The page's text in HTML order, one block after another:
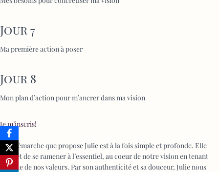
Jour 7
Ma première action à poser
Jour 8
Mon plan d’action pour m’ancrer dans ma vision
Je m’inscris!
« La démarche que propose Julie est à la fois simple et profonde. Elle
permet de se ramener à l’essentiel, au coeur de notre vision en tenant
compte de nos valeurs. Par son authenticité et sa douceur, Julie nous